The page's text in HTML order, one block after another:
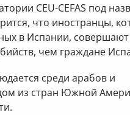
CEU-CEFAS под
что иностранцы,
в Испании, совершают
чем граждане
среди арабов и
из стран Южной